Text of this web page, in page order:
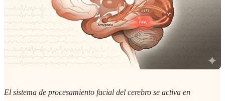
El sistema de procesamiento facial del cerebro se activa en